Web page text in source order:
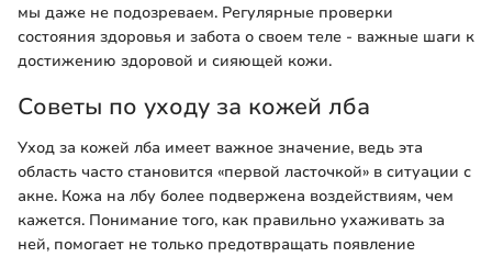
мы даже не подозреваем. Регулярные проверки
состояния здоровья и забота о своем теле - важные шаги к
достижению здоровой и сияющей кожи.
Советы по уходу за кожей лба
Уход за кожей лба имеет важное значение, ведь эта
область часто становится «первой ласточкой» в ситуации с
акне. Кожа на лбу более подвержена воздействиям, чем
кажется. Понимание того, как правильно ухаживать за
ней, помогает не только предотвращать появление